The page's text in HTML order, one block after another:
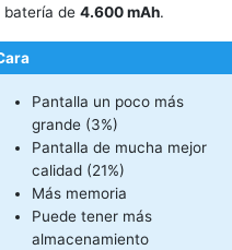
batería de 4.600 mAh.
Pantalla un poco más
grande (3%)
Pantalla de mucha mejor
calidad (21%)
Más memoria
Puede tener más
almacenamiento